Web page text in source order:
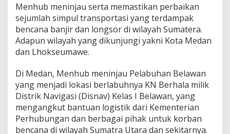
m
a
w
e
Menhub meninjau serta memastikan perbaikan
sejumlah simpul transportasi yang terdampak
bencana banjir dan longsor di wilayah Sumatera.
Adapun wilayah yang dikunjungi yakni Kota Medan
dan Lhokseumawe.
Di Medan, Menhub meninjau Pelabuhan Belawan
yang menjadi lokasi berlabuhnya KN Berhala milik
Distrik Navigasi (Disnav) Kelas I Belawan, yang
mengangkut bantuan logistik dari Kementerian
Perhubungan dan berbagai pihak untuk korban
bencana di wilayah Sumatra Utara dan sekitarnya.